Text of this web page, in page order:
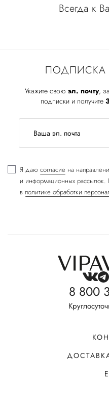
ПОДПИСКА
Укажите свою эл. почту,
подписки и получите
Я даю согласие на
и информационных
в политике обработки
Всегда к
8 800